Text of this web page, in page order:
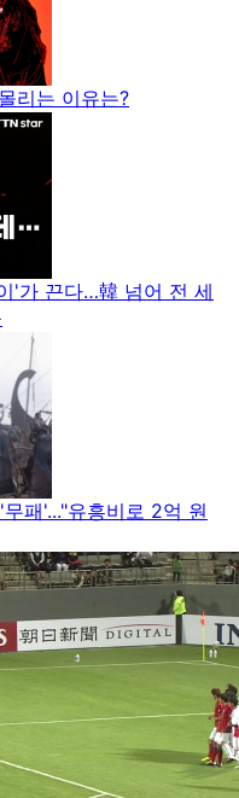
리는 이유는?
'가 끈다…韓 넘어 전 세
패'..."유흥비로 2억 원